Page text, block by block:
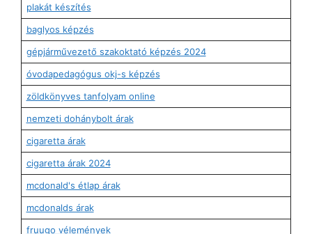
plakát készítés
baglyos képzés
gépjárművezető szakoktató képzés 2024
óvodapedagógus okj-s képzés
zöldkönyves tanfolyam online
nemzeti dohánybolt árak
cigaretta árak
cigaretta árak 2024
mcdonald's étlap árak
mcdonalds árak
fruugo vélemények